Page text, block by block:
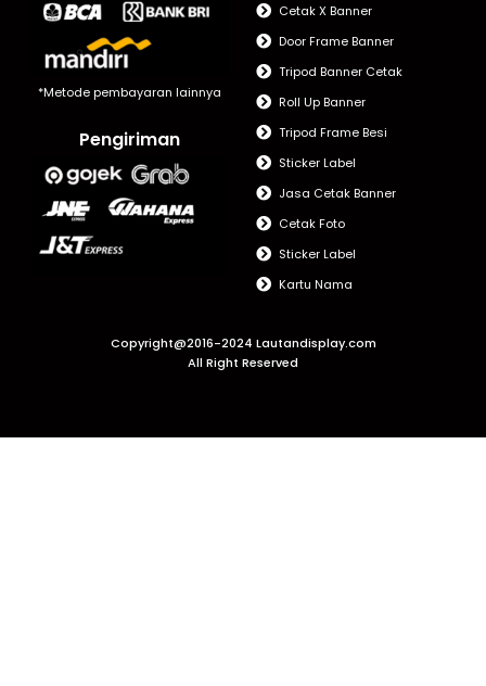
*Metode pembayaran lainnya
Pengiriman
Cetak X Banner
Door Frame Banner
Tripod Banner Cetak
Roll Up Banner
Tripod Frame Besi
Sticker Label
Jasa Cetak Banner
Cetak Foto
Sticker Label
Kartu Nama
Copyright@2016-2024 Lautandisplay.com
All Right Reserved